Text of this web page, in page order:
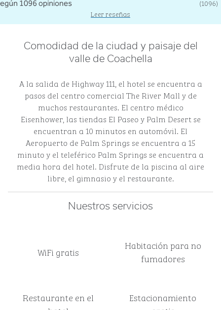
(1096)
Leer reseñas
Comodidad de la ciudad y paisaje del
valle de Coachella
A la salida de Highway 111, el hotel se encuentra a
pasos del centro comercial The River Mall y de
muchos restaurantes. El centro médico
Eisenhower, las tiendas El Paseo y Palm Desert se
encuentran a 10 minutos en automóvil. El
Aeropuerto de Palm Springs se encuentra a 15
minuto y el teleférico Palm Springs se encuentra a
media hora del hotel. Disfrute de la piscina al aire
libre, el gimnasio y el restaurante.
Nuestros servicios
WiFi gratis
Habitación para no
fumadores
Restaurante en el
Estacionamiento